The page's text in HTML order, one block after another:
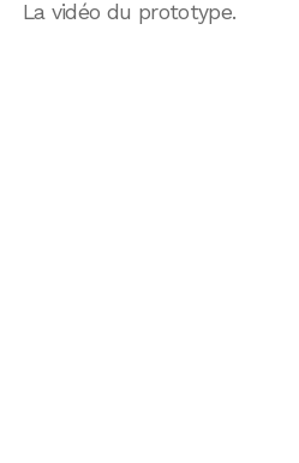
La vidéo du prototype.